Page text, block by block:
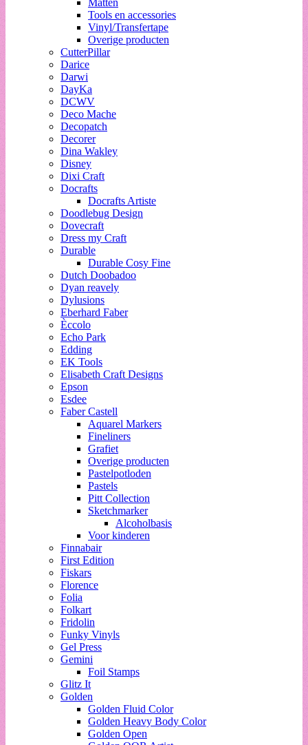
Tools en accessories
Vinyl/Transfertape
Overige producten
CutterPillar
Darice
Darwi
DayKa
DCWV
Deco Mache
Decopatch
Decorer
Dina Wakley
Disney
Dixi Craft
Docrafts
Docrafts Artiste
Doodlebug Design
Dovecraft
Dress my Craft
Durable
Durable Cosy Fine
Dutch Doobadoo
Dyan reavely
Dylusions
Eberhard Faber
Èccolo
Echo Park
Edding
EK Tools
Elisabeth Craft Designs
Epson
Esdee
Faber Castell
Aquarel Markers
Fineliners
Grafiet
Overige producten
Pastelpotloden
Pastels
Pitt Collection
Sketchmarker
Alcoholbasis
Voor kinderen
Finnabair
First Edition
Fiskars
Florence
Folia
Folkart
Fridolin
Funky Vinyls
Gel Press
Gemini
Foil Stamps
Glitz It
Golden
Golden Fluid Color
Golden Heavy Body Color
Golden Open